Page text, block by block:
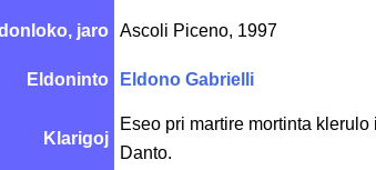
jaro Ascoli Piceno, 1997
Eldoninto Eldono Gabrielli
Klarigoj
Eseo pri martire mortinta
Danto.